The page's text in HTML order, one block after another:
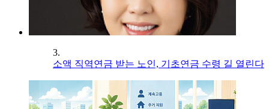
3.
소액 직역연금 받는 노인, 기초연금 수령 길 열린다